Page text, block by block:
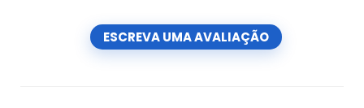
ESCREVA UMA AVALIAÇÃO